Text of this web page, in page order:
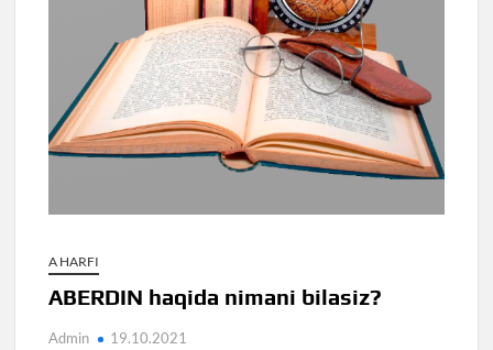
A HARFI
ABERDIN haqida nimani bilasiz?
Admin 19.10.2021